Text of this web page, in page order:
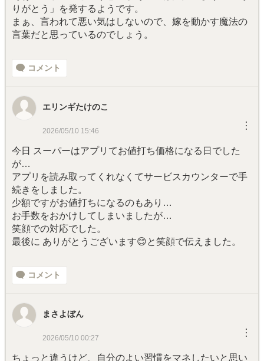
りがとう」を発するようです。
まぁ、言われて悪い気はしないので、嫁を動かす魔法の
言葉だと思っているのでしょう。
コメント
エリンギたけのこ
2026/05/10 15:46 ︙
今日 スーパーはアプリてお値打ち価格になる日でした
が…
アプリを読み取ってくれなくてサービスカウンターで手
続きをしました。
少額ですがお値打ちになるのもあり…
お手数をおかけしてしまいましたが…
笑顔での対応でした。
最後に ありがとうございます😊と笑顔で伝えました。
コメント
まさよぼん
2026/05/10 00:27 ︙
ちょっと違うけど、自分のよい習慣をマネしたいと思い